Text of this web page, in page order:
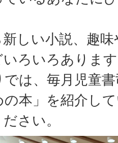
しい小説、趣
ろいろありま
は、毎月児童
本」を紹介し
さい。